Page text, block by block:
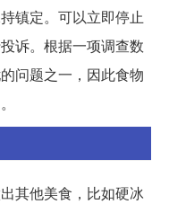
镇定。可以立即停止
诉。根据一项调查数
问题之一，因此食物
其他美食，比如硬冰